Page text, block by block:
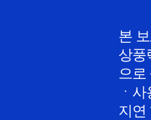
본
상풍
으로
ㆍ
지연